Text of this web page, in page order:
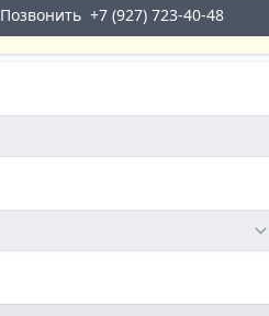
Позвонить +7 (927) 723-40-48